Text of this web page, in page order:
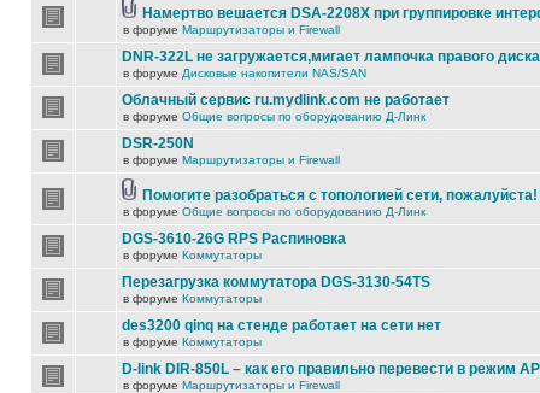
Намертво вешается DSA-2208X при группировке
в форуме Маршрутизаторы и Firewall
DNR-322L не загружается,мигает лампочка правого диска
в форуме Дисковые накопители NAS/SAN
Облачный сервис ru.mydlink.com не работает
в форуме Общие вопросы по оборудованию Д-Линк
DSR-250N
в форуме Маршрутизаторы и Firewall
Помогите разобраться с топологией сети, пожалуйста!
в форуме Общие вопросы по оборудованию Д-Линк
DGS-3610-26G RPS Распиновка
в форуме Коммутаторы
Перезагрузка коммутатора DGS-3130-54TS
в форуме Коммутаторы
des3200 qinq на стенде работает на сети нет
в форуме Коммутаторы
D-link DIR-850L – как его правильно перевести в режим
в форуме Маршрутизаторы и Firewall